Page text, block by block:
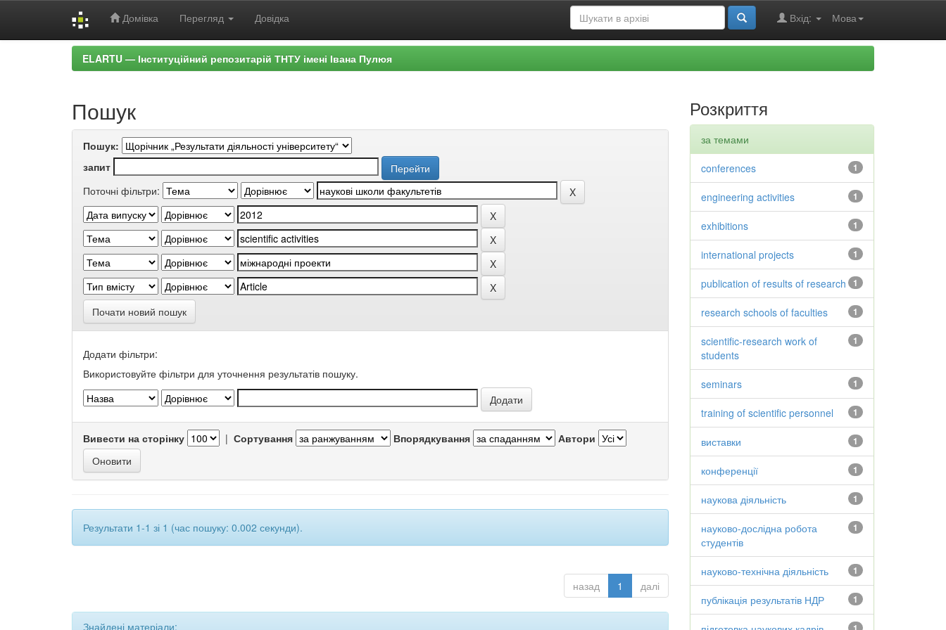
Домівка Перегляд Довідка Мова
Вхід:
ELARTU — Інституційний репозитарій ТНТУ імені Івана Пулюя
Пошук
Пошук:
запит
Поточні фільтри:
Почати новий пошук
Додати фільтри:
Використовуйте фільтри для уточнення результатів пошуку.
Вивести на сторінку | Сортування Впорядкування Автори
Результати 1-1 зі 1 (час пошуку: 0.002 секунди).
назад 1 далі
Знайдені матеріали:
Розкриття
за темами
1
conferences
1
engineering activities
1
exhibitions
1
international projects
1
publication of results of research
1
research schools of faculties
1
scientific-research work of
students
1
seminars
1
training of scientific personnel
1
виставки
1
конференції
1
наукова діяльність
1
науково-дослідна робота
студентів
1
науково-технічна діяльність
1
публікація результатів НДР